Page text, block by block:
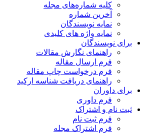
کلیه شماره‌های مجله
آخرین شماره
نمایه نویسندگان
نمایه واژه های کلیدی
برای نویسندگان
راهنمای نگارش مقالات
فرم ارسال مقاله
فرم درخواست چاپ مقاله
راهنمای دریافت شناسه ارکید
برای داوران
فرم داوری
ثبت نام و اشتراک
فرم ثبت نام
فرم اشتراک مجله